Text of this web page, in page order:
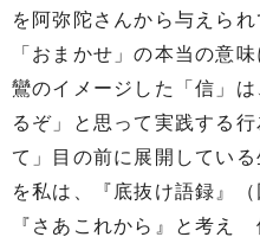
を阿弥陀さんから与えら
「おまかせ」の本当の意
鸞のイメージした「信」
るぞ」と思って実践する
て」目の前に展開してい
を私は、『底抜け語録』
『さあこれから』と考え